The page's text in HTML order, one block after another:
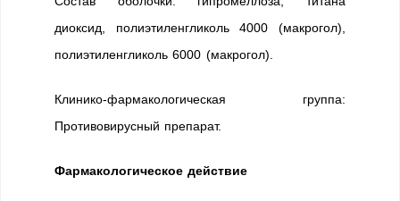
диоксид, полиэтиленгликоль 4000 (макрогол),
полиэтиленгликоль 6000 (макрогол).
Клинико-фармакологическая группа:
Противовирусный препарат.
Фармакологическое действие